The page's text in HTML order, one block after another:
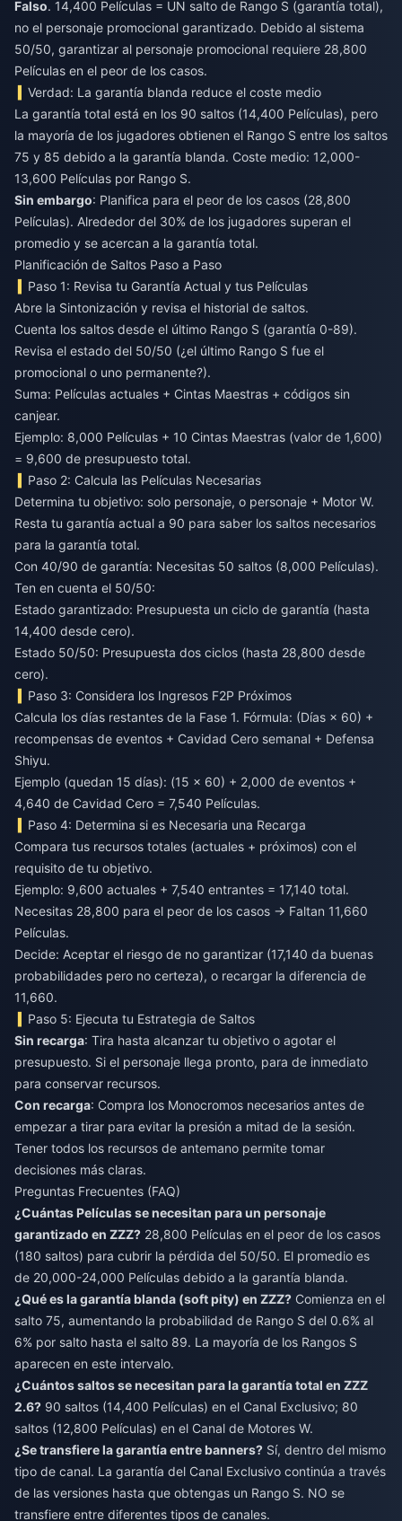
Falso. 14,400 Películas = UN salto de Rango S (garantía total),
no el personaje promocional garantizado. Debido al sistema
50/50, garantizar al personaje promocional requiere 28,800
Películas en el peor de los casos.
Verdad: La garantía blanda reduce el coste medio
La garantía total está en los 90 saltos (14,400 Películas), pero
la mayoría de los jugadores obtienen el Rango S entre los saltos
75 y 85 debido a la garantía blanda. Coste medio: 12,000-
13,600 Películas por Rango S.
Sin embargo: Planifica para el peor de los casos (28,800
Películas). Alrededor del 30% de los jugadores superan el
promedio y se acercan a la garantía total.
Planificación de Saltos Paso a Paso
Paso 1: Revisa tu Garantía Actual y tus Películas
Abre la Sintonización y revisa el historial de saltos.
Cuenta los saltos desde el último Rango S (garantía 0-89).
Revisa el estado del 50/50 (¿el último Rango S fue el
promocional o uno permanente?).
Suma: Películas actuales + Cintas Maestras + códigos sin
canjear.
Ejemplo: 8,000 Películas + 10 Cintas Maestras (valor de 1,600)
= 9,600 de presupuesto total.
Paso 2: Calcula las Películas Necesarias
Determina tu objetivo: solo personaje, o personaje + Motor W.
Resta tu garantía actual a 90 para saber los saltos necesarios
para la garantía total.
Con 40/90 de garantía: Necesitas 50 saltos (8,000 Películas).
Ten en cuenta el 50/50:
Estado garantizado: Presupuesta un ciclo de garantía (hasta
14,400 desde cero).
Estado 50/50: Presupuesta dos ciclos (hasta 28,800 desde
cero).
Paso 3: Considera los Ingresos F2P Próximos
Calcula los días restantes de la Fase 1. Fórmula: (Días × 60) +
recompensas de eventos + Cavidad Cero semanal + Defensa
Shiyu.
Ejemplo (quedan 15 días): (15 × 60) + 2,000 de eventos +
4,640 de Cavidad Cero = 7,540 Películas.
Paso 4: Determina si es Necesaria una Recarga
Compara tus recursos totales (actuales + próximos) con el
requisito de tu objetivo.
Ejemplo: 9,600 actuales + 7,540 entrantes = 17,140 total.
Necesitas 28,800 para el peor de los casos → Faltan 11,660
Películas.
Decide: Aceptar el riesgo de no garantizar (17,140 da buenas
probabilidades pero no certeza), o recargar la diferencia de
11,660.
Paso 5: Ejecuta tu Estrategia de Saltos
Sin recarga: Tira hasta alcanzar tu objetivo o agotar el
presupuesto. Si el personaje llega pronto, para de inmediato
para conservar recursos.
Con recarga: Compra los Monocromos necesarios antes de
empezar a tirar para evitar la presión a mitad de la sesión.
Tener todos los recursos de antemano permite tomar
decisiones más claras.
Preguntas Frecuentes (FAQ)
¿Cuántas Películas se necesitan para un personaje
garantizado en ZZZ? 28,800 Películas en el peor de los casos
(180 saltos) para cubrir la pérdida del 50/50. El promedio es
de 20,000-24,000 Películas debido a la garantía blanda.
¿Qué es la garantía blanda (soft pity) en ZZZ? Comienza en el
salto 75, aumentando la probabilidad de Rango S del 0.6% al
6% por salto hasta el salto 89. La mayoría de los Rangos S
aparecen en este intervalo.
¿Cuántos saltos se necesitan para la garantía total en ZZZ
2.6? 90 saltos (14,400 Películas) en el Canal Exclusivo; 80
saltos (12,800 Películas) en el Canal de Motores W.
¿Se transfiere la garantía entre banners? Sí, dentro del mismo
tipo de canal. La garantía del Canal Exclusivo continúa a través
de las versiones hasta que obtengas un Rango S. NO se
transfiere entre diferentes tipos de canales.